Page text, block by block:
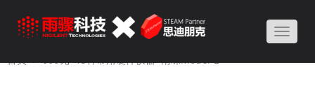
Toggle
首页
999元=13种常用硬件仪器=雨珠Model-2